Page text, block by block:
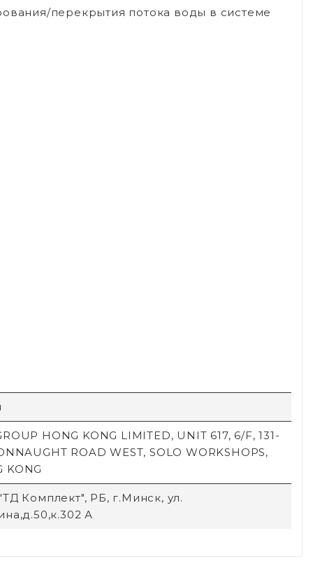
перекрытия потока воды в системе
HONG KONG LIMITED, UNIT 617, 6/F, 131-
ROAD WEST, SOLO WORKSHOPS,
KONG
Комплект", РБ, г.Минск, ул.
А